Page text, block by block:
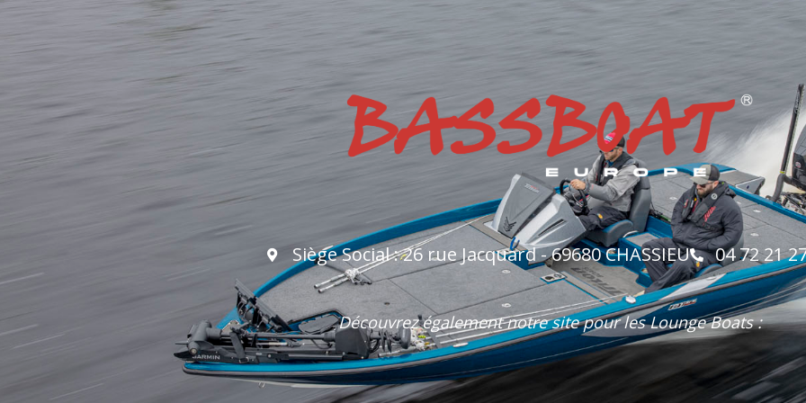
Siège Social : 26 rue Jacquard - 69680 CHASSIEU 04 72 21
Découvrez également notre site pour les Lounge Boats :